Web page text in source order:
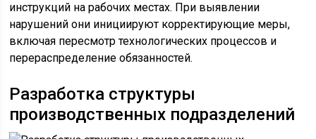
инструкций на рабочих местах. При выявлении
нарушений они инициируют корректирующие меры,
включая пересмотр технологических процессов и
перераспределение обязанностей.
Разработка структуры
производственных подразделений